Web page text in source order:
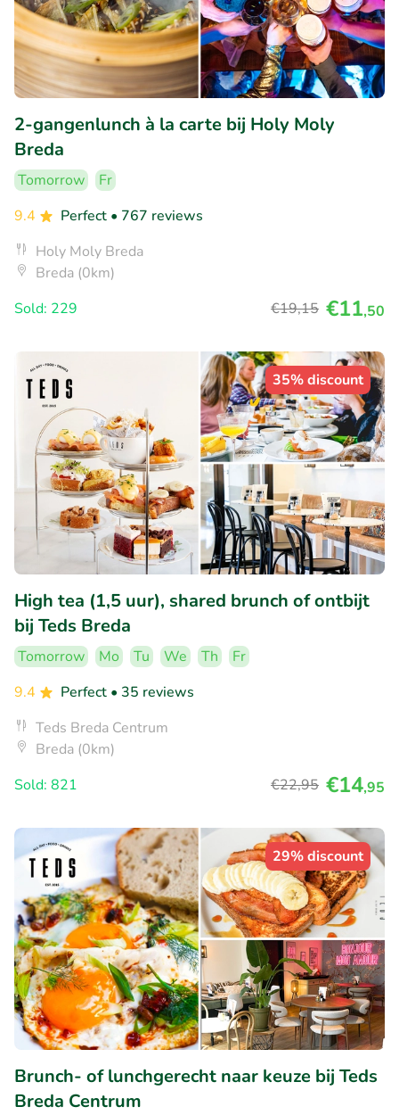
2-gangenlunch à la carte bij Holy Moly
Breda
Tomorrow
Fr
9.4
Perfect • 767 reviews
Holy Moly Breda
Breda (0km)
Sold: 229
€19,15 €11,50
35% discount
High tea (1,5 uur), shared brunch of ontbijt
bij Teds Breda
Tomorrow Mo Tu We Th
Fr
9.4
Perfect • 35 reviews
Teds Breda Centrum
Breda (0km)
Sold: 821
€22,95 €14,95
29% discount
Brunch- of lunchgerecht naar keuze bij Teds
Breda Centrum